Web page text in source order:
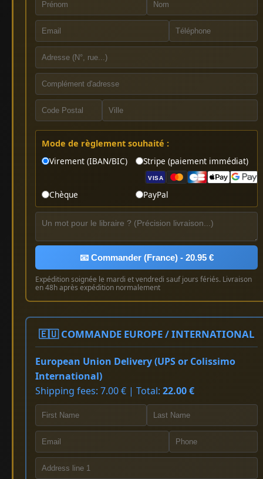
Mode de règlement souhaité :
Virement (IBAN/BIC)
Stripe (paiement immédiat)
VISA
Chèque PayPal
📧 Commander (France) - 20.95 €
Expédition soignée le mardi et vendredi sauf jours fériés. Livraison
en 48h après expédition normalement
🇪🇺 COMMANDE EUROPE / INTERNATIONAL
European Union Delivery (UPS or Colissimo
International)
Shipping fees: 7.00 € | Total: 22.00 €